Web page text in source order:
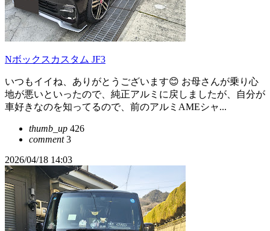
Nボックスカスタム JF3
いつもイイね、ありがとうございます😊 お母さんが乗り心
地が悪いといったので、純正アルミに戻しましたが、自分が
車好きなのを知ってるので、前のアルミAMEシャ...
thumb_up 426
comment3
2026/04/18 14:03